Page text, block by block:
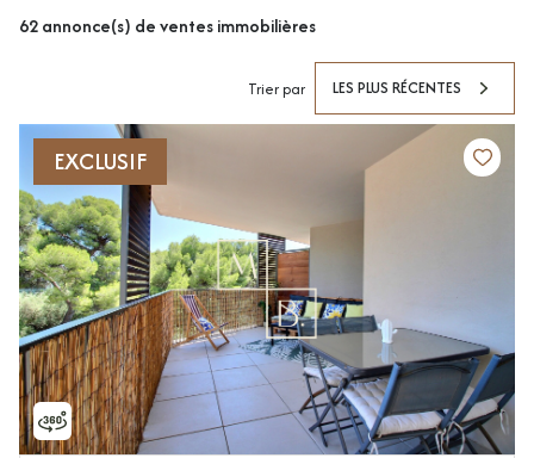
62annonce(s) de ventes immobilières
Trier par LES PLUS RÉCENTES
EXCLUSIF